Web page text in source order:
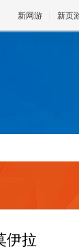
新网游 新页
伊拉